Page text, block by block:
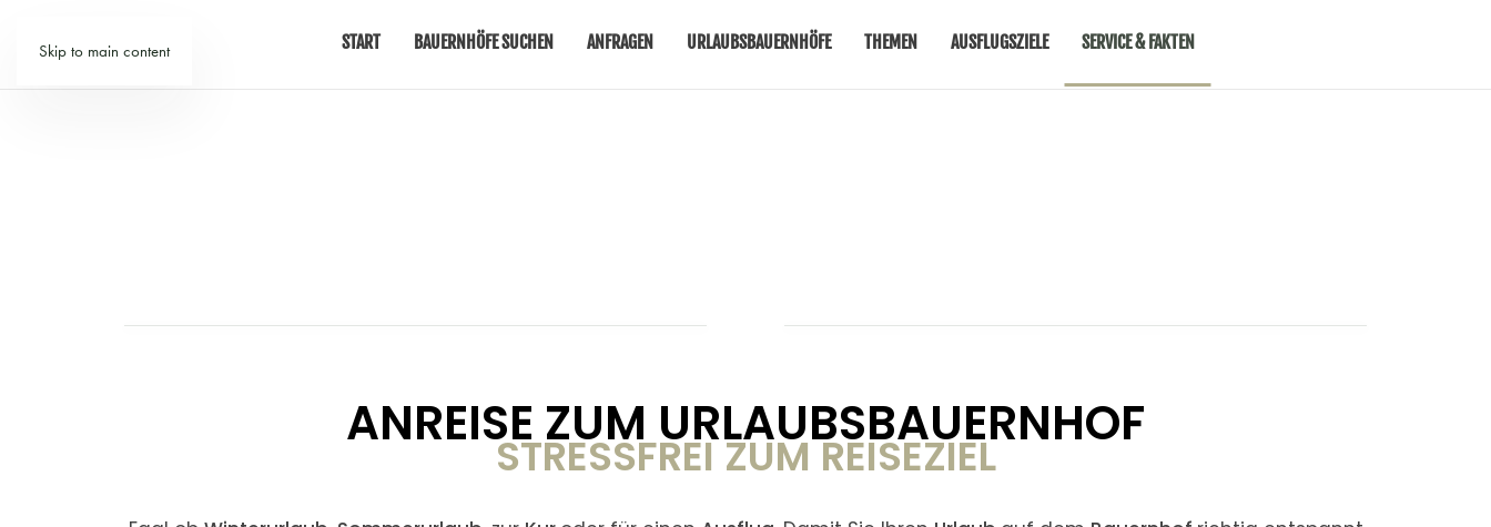
Skip to main content START BAUERNHÖFE SUCHEN ANFRAGEN URLAUBSBAUERNHÖFE THEMEN AUSFLUGSZIELE SERVICE & FAKTEN
ANREISE ZUM URLAUBSBAUERNHOF
STRESSFREI ZUM REISEZIEL